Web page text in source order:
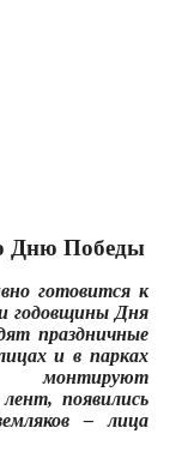
Дню Победы
готовится к
годовщины Дня
праздничные
и в парках
монтируют
лент, появились
– лица